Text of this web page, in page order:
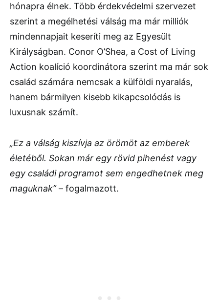
hónapra élnek. Több érdekvédelmi szervezet
szerint a megélhetési válság ma már milliók
mindennapjait keseríti meg az Egyesült
Királyságban. Conor O’Shea, a Cost of Living
Action koalíció koordinátora szerint ma már sok
család számára nemcsak a külföldi nyaralás,
hanem bármilyen kisebb kikapcsolódás is
luxusnak számít.
„Ez a válság kiszívja az örömöt az emberek
életéből. Sokan már egy rövid pihenést vagy
egy családi programot sem engedhetnek meg
maguknak”– fogalmazott.